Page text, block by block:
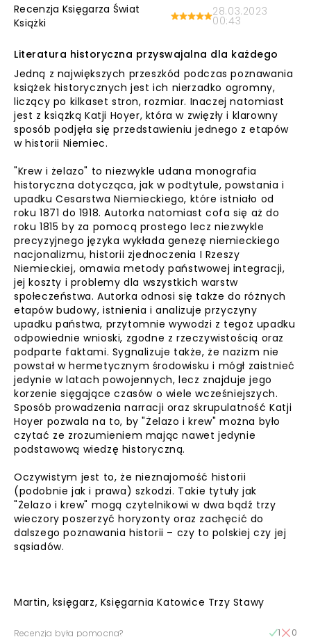
Recenzja Księgarza Świat
Książki
28.03.2023
00:43
Literatura historyczna przyswajalna dla każdego
Jedną z największych przeszkód podczas poznawania
książek historycznych jest ich nierzadko ogromny,
liczący po kilkaset stron, rozmiar. Inaczej natomiast
jest z książką Katji Hoyer, która w zwięzły i klarowny
sposób podjęła się przedstawieniu jednego z etapów
w historii Niemiec.
"Krew i żelazo" to niezwykle udana monografia
historyczna dotycząca, jak w podtytule, powstania i
upadku Cesarstwa Niemieckiego, które istniało od
roku 1871 do 1918. Autorka natomiast cofa się aż do
roku 1815 by za pomocą prostego lecz niezwykle
precyzyjnego języka wykłada genezę niemieckiego
nacjonalizmu, historii zjednoczenia I Rzeszy
Niemieckiej, omawia metody państwowej integracji,
jej koszty i problemy dla wszystkich warstw
społeczeństwa. Autorka odnosi się także do różnych
etapów budowy, istnienia i analizuje przyczyny
upadku państwa, przytomnie wywodzi z tegoż upadku
odpowiednie wnioski, zgodne z rzeczywistością oraz
podparte faktami. Sygnalizuje także, że nazizm nie
powstał w hermetycznym środowisku i mógł zaistnieć
jedynie w latach powojennych, lecz znajduje jego
korzenie sięgające czasów o wiele wcześniejszych.
Sposób prowadzenia narracji oraz skrupulatność Katji
Hoyer pozwala na to, by "Żelazo i krew" można było
czytać ze zrozumieniem mając nawet jedynie
podstawową wiedzę historyczną.
Oczywistym jest to, że nieznajomość historii
(podobnie jak i prawa) szkodzi. Takie tytuły jak
"Żelazo i krew" mogą czytelnikowi w dwa bądź trzy
wieczory poszerzyć horyzonty oraz zachęcić do
dalszego poznawania historii – czy to polskiej czy jej
sąsiadów.
Martin, księgarz, Księgarnia Katowice Trzy Stawy
Recenzja była pomocna? 1 0